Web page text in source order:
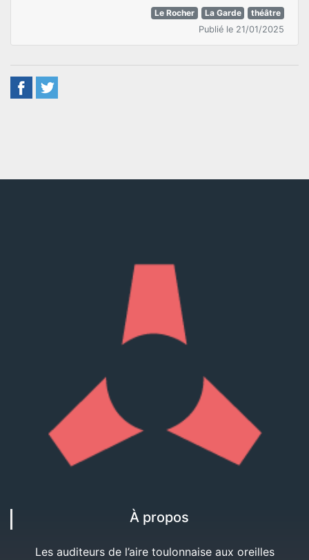
Le Rocher La Garde
théâtre
Publié le 21/01/2025
À propos
Les auditeurs de l’aire toulonnaise aux oreilles